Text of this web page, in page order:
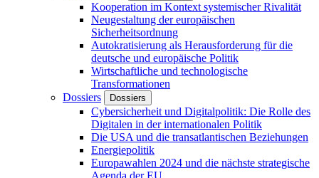
Kooperation im Kontext systemischer Rivalität
Neugestaltung der europäischen
Sicherheitsordnung
Autokratisierung als Herausforderung für die
deutsche und europäische Politik
Wirtschaftliche und technologische
Transformationen
Dossiers
Dossiers
Cybersicherheit und Digitalpolitik: Die Rolle des
Digitalen in der internationalen Politik
Die USA und die transatlantischen Beziehungen
Energiepolitik
Europawahlen 2024 und die nächste strategische
Agenda der EU